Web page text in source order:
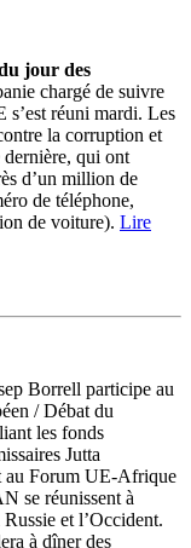
jour des
chargé de suivre
s’est réuni mardi. Les
la corruption et
dernière, qui ont
d’un million de
de téléphone,
de voiture). Lire
Borrell participe au
/ Débat du
les fonds
Jutta
au Forum UE-Afrique
se réunissent à
et l’Occident.
à dîner des